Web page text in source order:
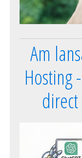
Am
Hosting